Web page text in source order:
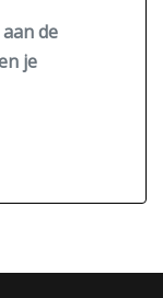
de
je